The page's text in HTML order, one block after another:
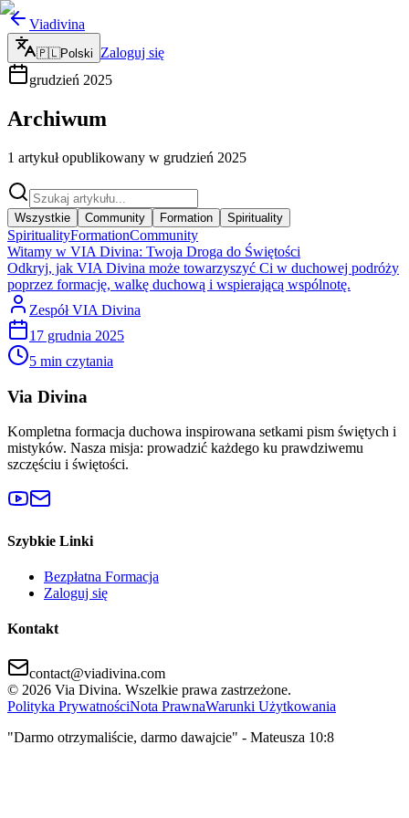
Viadivina
🇵🇱Polski
Zaloguj się
grudzień 2025
Archiwum
1 artykuł opublikowany w grudzień 2025
Wszystkie Community Formation Spirituality
SpiritualityFormationCommunity
Witamy w VIA Divina: Twoja Droga do Świętości
Odkryj, jak VIA Divina może towarzyszyć Ci w duchowej podróży
poprzez formację, walkę duchową i wspierającą wspólnotę.
Zespół VIA Divina
17 grudnia 2025
5 min czytania
Via Divina
Kompletna formacja duchowa inspirowana setkami pism świętych i
mistyków. Nasza misja: prowadzić każdego ku prawdziwemu
szczęściu i świętości.
Szybkie Linki
Bezpłatna Formacja
Zaloguj się
Kontakt
contact@viadivina.com
© 2026 Via Divina. Wszelkie prawa zastrzeżone.
Polityka PrywatnościNota PrawnaWarunki Użytkowania
"Darmo otrzymaliście, darmo dawajcie" - Mateusza 10:8